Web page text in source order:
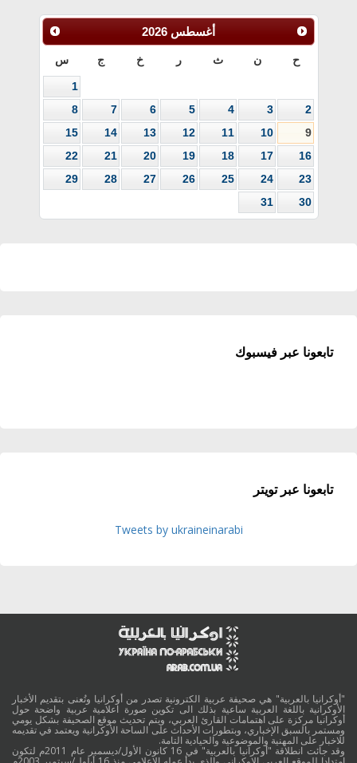
أغسطس 2026
ح ن ث ر خ ج س
1
2
3
4
5
6
7
8
9
10
11
12
13
14
15
16
17
18
19
20
21
22
23
24
25
26
27
28
29
30
31
تابعونا عبر فيسبوك
تابعونا عبر تويتر
Tweets by ukraineinarabi
"أوكرانيا بالعربية" هي صحيفة عربية الكترونية تصدر من أوكرانيا وتُعنى بتقديم الأخبار
الأوكرانية باللغة العربية ساعية بذلك الى تكوين صورة اعلامية عربية واضحة حول
أوكرانيا مركزة على اهتمامات القارئ العربي، ويتم تحديث موقع الصحيفة بشكل يومي
ومستمر بالسبق الإخباري، وبتطورات الأحداث على الساحة الأوكرانية ويعتمد في تقديمه
للاخبار على المهنية والموضوعية والحيادية التامة.
وقد جائت انطلاقة "أوكرانيا بالعربية" في 16 كانون الأول/ديسمبر عام 2011م لتكون